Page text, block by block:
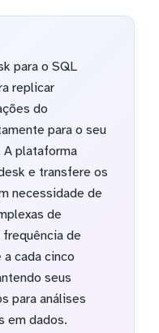
para o SQL
replicar
do
para o seu
A plataforma
e transfere os
necessidade de
de
de
cada cinco
seus
para análises
em dados.